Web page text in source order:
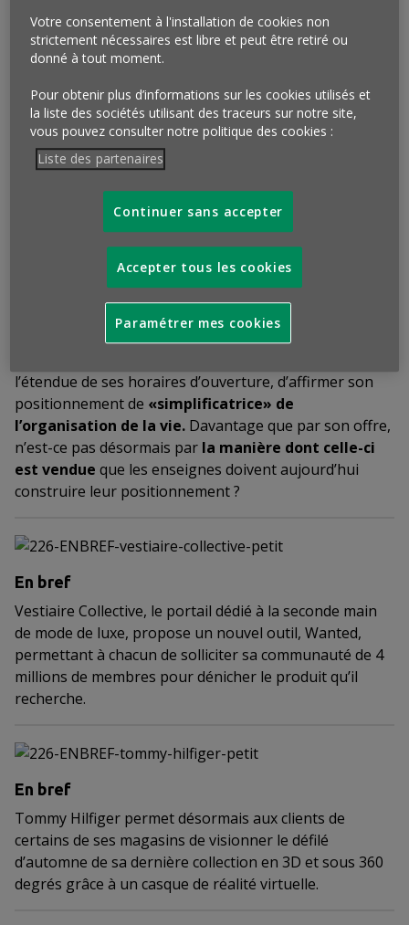
Qu’en penser ?
parfaitement illustrer les nouvelles exigences du
commerce : savoir êtresimultanément présent dans
les mondes réel et virtuel… mais sous un mode
différent. Ici, il ne s’agit pas pour Seven Eleven de
(comme le font régulièrement Carrefour ou Monoprix
avec quelques créateurs),mais une gamme complète
et exclusive de vêtements proposée à prix
abordable, uniquement disponible sur le net
récupérable dans ses magasins. Un mode de retrait
«click and collect» qui vient s’installer naturellement
dans le rite des achats quotidiens des consommateurs.
l’étendue de ses horaires d’ouverture, d’affirmer son
positionnement de «simplificatrice» de
l’organisation de la vie. Davantage que par son offre,
n’est-ce pas désormais par la manière dont celle-ci
est vendue que les enseignes doivent aujourd’hui
construire leur positionnement ?
En bref
Vestiaire Collective, le portail dédié à la seconde main
de mode de luxe, propose un nouvel outil, Wanted,
permettant à chacun de solliciter sa communauté de 4
millions de membres pour dénicher le produit qu’il
recherche.
En bref
Tommy Hilfiger permet désormais aux clients de
certains de ses magasins de visionner le défilé
d’automne de sa dernière collection en 3D et sous 360
degrés grâce à un casque de réalité virtuelle.
Votre consentement à l'installation de cookies non
strictement nécessaires est libre et peut être retiré ou
donné à tout moment.
Pour obtenir plus d’informations sur les cookies utilisés et
la liste des sociétés utilisant des traceurs sur notre site,
vous pouvez consulter notre politique des cookies :
Liste des partenaires
Continuer sans accepter
Accepter tous les cookies
Paramétrer mes cookies